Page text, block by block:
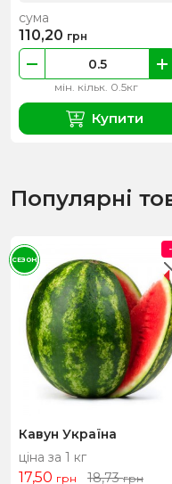
мін. кільк. 0.5кг
сума
110,20 грн
Купити
Популярні
Кавун Україна
ціна за 1 кг
17,50 грн 18,73грн
СЕЗОН